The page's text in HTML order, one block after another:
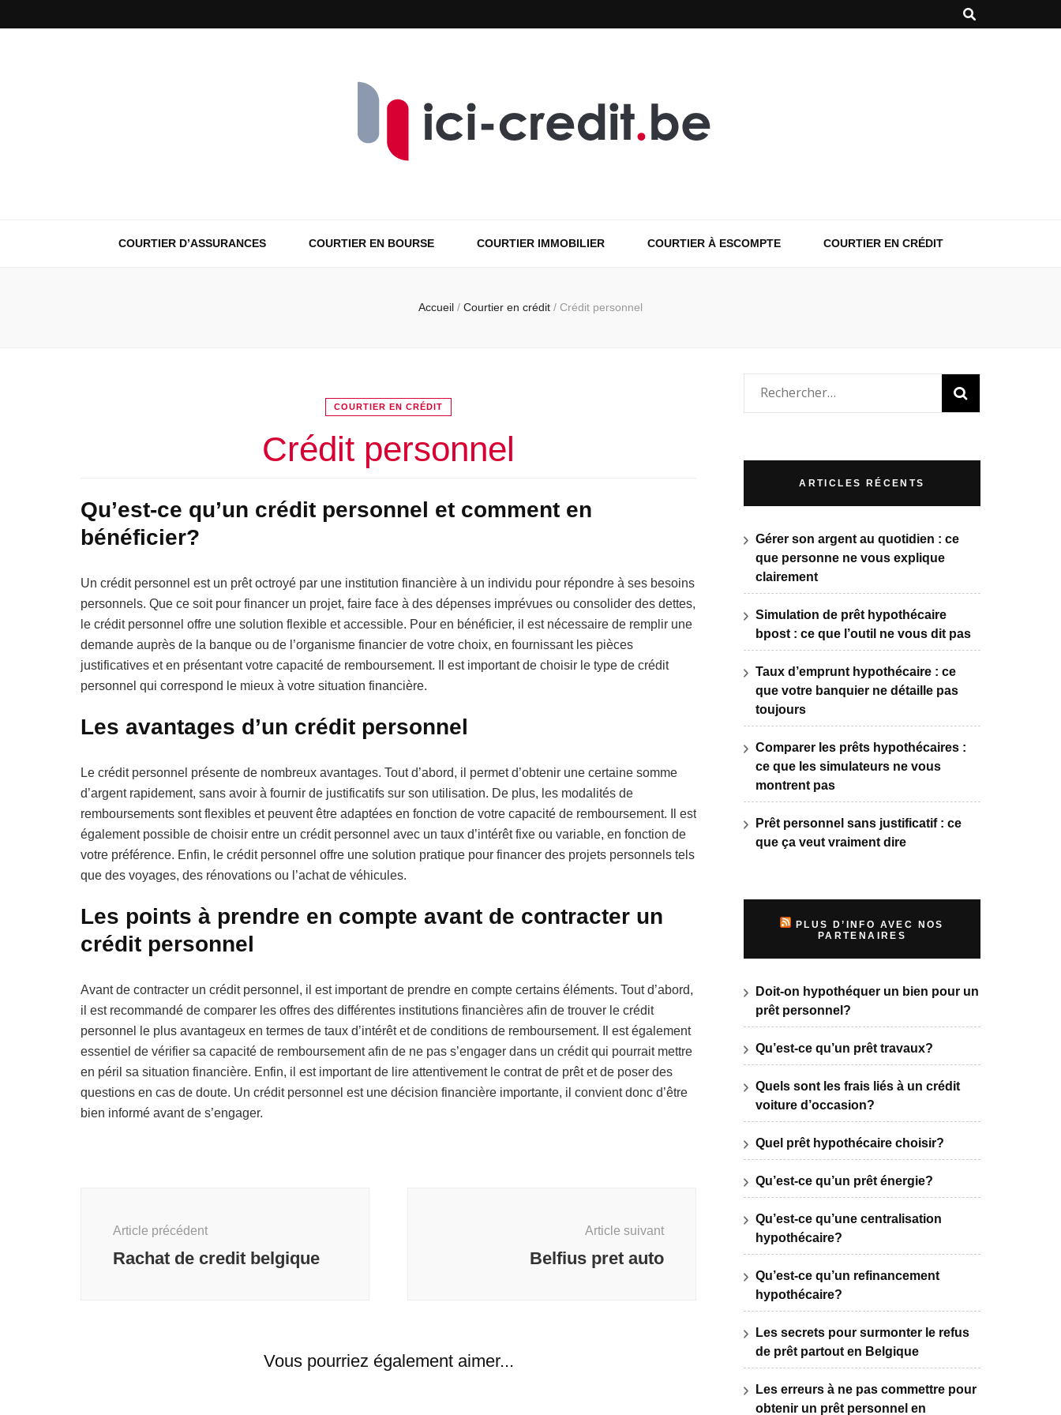
COURTIER D’ASSURANCES COURTIER EN BOURSE COURTIER IMMOBILIER COURTIER À ESCOMPTE COURTIER EN CRÉDIT
Accueil / Courtier en crédit / Crédit personnel
COURTIER EN CRÉDIT
Crédit personnel
Qu’est-ce qu’un crédit personnel et comment en
bénéficier?
Un crédit personnel est un prêt octroyé par une institution financière à un individu pour répondre à ses besoins
personnels. Que ce soit pour financer un projet, faire face à des dépenses imprévues ou consolider des dettes,
le crédit personnel offre une solution flexible et accessible. Pour en bénéficier, il est nécessaire de remplir une
demande auprès de la banque ou de l’organisme financier de votre choix, en fournissant les pièces
justificatives et en présentant votre capacité de remboursement. Il est important de choisir le type de crédit
personnel qui correspond le mieux à votre situation financière.
Les avantages d’un crédit personnel
Le crédit personnel présente de nombreux avantages. Tout d’abord, il permet d’obtenir une certaine somme
d’argent rapidement, sans avoir à fournir de justificatifs sur son utilisation. De plus, les modalités de
remboursements sont flexibles et peuvent être adaptées en fonction de votre capacité de remboursement. Il est
également possible de choisir entre un crédit personnel avec un taux d’intérêt fixe ou variable, en fonction de
votre préférence. Enfin, le crédit personnel offre une solution pratique pour financer des projets personnels tels
que des voyages, des rénovations ou l’achat de véhicules.
Les points à prendre en compte avant de contracter un
crédit personnel
Avant de contracter un crédit personnel, il est important de prendre en compte certains éléments. Tout d’abord,
il est recommandé de comparer les offres des différentes institutions financières afin de trouver le crédit
personnel le plus avantageux en termes de taux d’intérêt et de conditions de remboursement. Il est également
essentiel de vérifier sa capacité de remboursement afin de ne pas s’engager dans un crédit qui pourrait mettre
en péril sa situation financière. Enfin, il est important de lire attentivement le contrat de prêt et de poser des
questions en cas de doute. Un crédit personnel est une décision financière importante, il convient donc d’être
bien informé avant de s’engager.
Article précédent
Rachat de credit belgique
Article suivant
Belfius pret auto
Vous pourriez également aimer...
Rechercher :
ARTICLES RÉCENTS
Gérer son argent au quotidien : ce
que personne ne vous explique
clairement
Simulation de prêt hypothécaire
bpost : ce que l’outil ne vous dit pas
Taux d’emprunt hypothécaire : ce
que votre banquier ne détaille pas
toujours
Comparer les prêts hypothécaires :
ce que les simulateurs ne vous
montrent pas
Prêt personnel sans justificatif : ce
que ça veut vraiment dire
PLUS D’INFO AVEC NOS
PARTENAIRES
Doit-on hypothéquer un bien pour un
prêt personnel?
Qu’est-ce qu’un prêt travaux?
Quels sont les frais liés à un crédit
voiture d’occasion?
Quel prêt hypothécaire choisir?
Qu’est-ce qu’un prêt énergie?
Qu’est-ce qu’une centralisation
hypothécaire?
Qu’est-ce qu’un refinancement
hypothécaire?
Les secrets pour surmonter le refus
de prêt partout en Belgique
Les erreurs à ne pas commettre pour
obtenir un prêt personnel en